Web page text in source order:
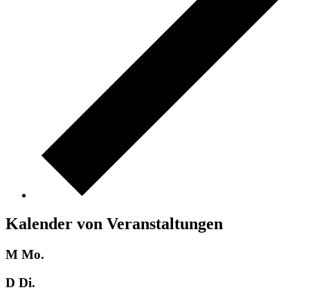
Kalender von Veranstaltungen
M Mo.
D Di.